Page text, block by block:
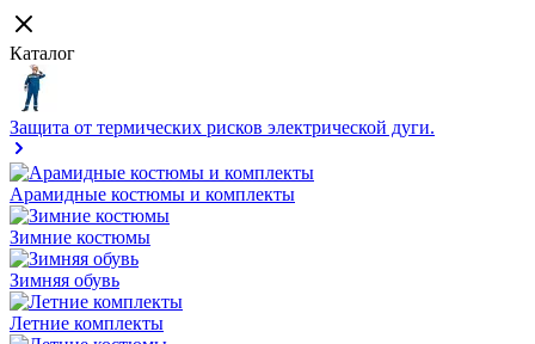
Каталог
Защита от термических рисков электрической дуги.
Арамидные костюмы и комплекты
Зимние костюмы
Зимняя обувь
Летние комплекты